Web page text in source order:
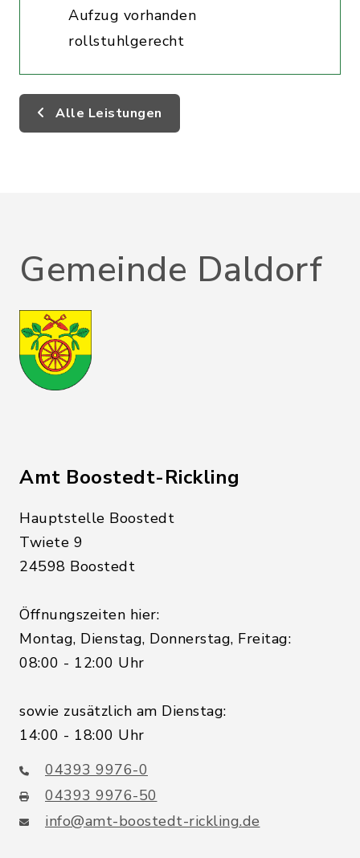
Aufzug vorhanden
rollstuhlgerecht
Alle Leistungen
Gemeinde Daldorf
Amt Boostedt-Rickling
Hauptstelle Boostedt
Twiete 9
24598 Boostedt
Öffnungszeiten hier:
Montag, Dienstag, Donnerstag, Freitag:
08:00 - 12:00 Uhr
sowie zusätzlich am Dienstag:
14:00 - 18:00 Uhr
04393 9976-0
04393 9976-50
info@amt-boostedt-rickling.de